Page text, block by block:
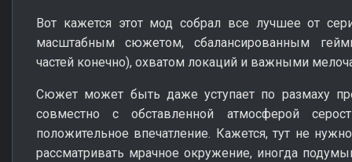
Вот кажется этот мод собрал все лучшее от
масштабным сюжетом, сбалансированным
частей конечно), охватом локаций и важными
Сюжет может быть даже уступает по размаху
совместно с обставленной атмосферой
положительное впечатление. Кажется, тут не
рассматривать мрачное окружение, иногда